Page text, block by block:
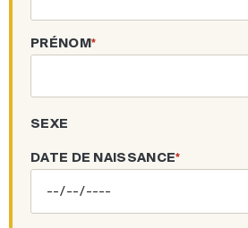
PRÉNOM*
SEXE
DATE DE NAISSANCE*